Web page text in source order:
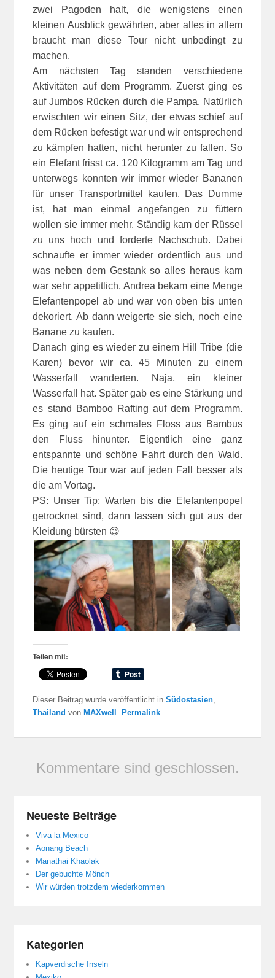
zwei Pagoden halt, die wenigstens einen
kleinen Ausblick gewährten, aber alles in allem
braucht man diese Tour nicht unbedingt zu
machen.
Am nächsten Tag standen verschiedene
Aktivitäten auf dem Programm. Zuerst ging es
auf Jumbos Rücken durch die Pampa. Natürlich
erwischten wir einen Sitz, der etwas schief auf
dem Rücken befestigt war und wir entsprechend
zu kämpfen hatten, nicht herunter zu fallen. So
ein Elefant frisst ca. 120 Kilogramm am Tag und
unterwegs konnten wir immer wieder Bananen
für unser Transportmittel kaufen. Das Dumme
ist, hat man einmal angefangen zu füttern
wollen sie immer mehr. Ständig kam der Rüssel
zu uns hoch und forderte Nachschub. Dabei
schnaufte er immer wieder ordentlich aus und
was neben dem Gestank so alles heraus kam
war sehr appetitlich. Andrea bekam eine Menge
Elefantenpopel ab und war von oben bis unten
dekoriert. Ab dann weigerte sie sich, noch eine
Banane zu kaufen.
Danach ging es wieder zu einem Hill Tribe (die
Karen) bevor wir ca. 45 Minuten zu einem
Wasserfall wanderten. Naja, ein kleiner
Wasserfall hat. Später gab es eine Stärkung und
es stand Bamboo Rafting auf dem Programm.
Es ging auf ein schmales Floss aus Bambus
den Fluss hinunter. Eigentlich eine ganz
entspannte und schöne Fahrt durch den Wald.
Die heutige Tour war auf jeden Fall besser als
die am Vortag.
PS: Unser Tip: Warten bis die Elefantenpopel
getrocknet sind, dann lassen sich gut aus der
Kleidung bürsten 😉
Teilen mit:
Dieser Beitrag wurde veröffentlicht inSüdostasien
Thailand von MAXwell Permalink
Kommentare sind geschlossen.
Neueste Beiträge
Viva la Mexico
Aonang Beach
Manathai Khaolak
Der gebuchte Mönch
Wir würden trotzdem wiederkommen
Kategorien
Kapverdische Inseln